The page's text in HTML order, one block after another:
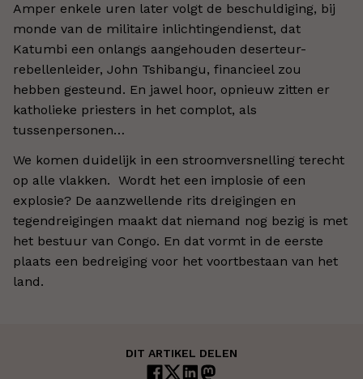
Amper enkele uren later volgt de beschuldiging, bij
monde van de militaire inlichtingendienst, dat
Katumbi een onlangs aangehouden deserteur-
rebellenleider, John Tshibangu, financieel zou
hebben gesteund. En jawel hoor, opnieuw zitten er
katholieke priesters in het complot, als
tussenpersonen…
We komen duidelijk in een stroomversnelling terecht
op alle vlakken. Wordt het een implosie of een
explosie? De aanzwellende rits dreigingen en
tegendreigingen maakt dat niemand nog bezig is met
het bestuur van Congo. En dat vormt in de eerste
plaats een bedreiging voor het voortbestaan van het
land.
DIT ARTIKEL DELEN